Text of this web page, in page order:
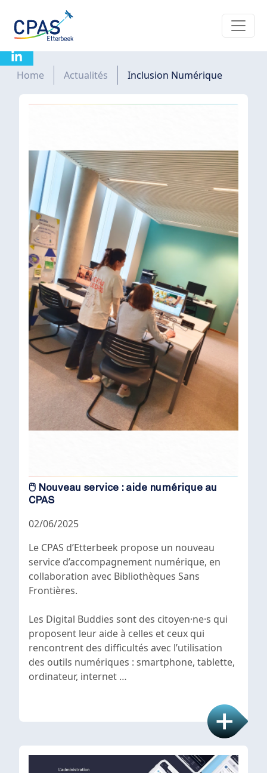
Inclusion numérique
Fil d'Ariane
Home Actualités Inclusion Numérique
🖱️ Nouveau service : aide numérique au
CPAS
02/06/2025
Le CPAS d’Etterbeek propose un nouveau
service d’accompagnement numérique, en
collaboration avec Bibliothèques Sans
Frontières.
Les Digital Buddies sont des citoyen·ne·s qui
proposent leur aide à celles et ceux qui
rencontrent des difficultés avec l’utilisation
des outils numériques : smartphone, tablette,
ordinateur, internet …